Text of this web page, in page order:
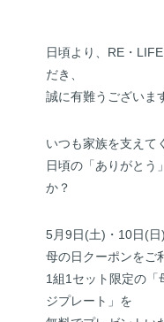
日頃より、RE・
だき、
誠に有難うございま
いつも家族を支えて
日頃の「ありがとう
か？
5月9日(土)・10日(日
母の日クーポンをご
1組1セット限定の「
ジプレート」を